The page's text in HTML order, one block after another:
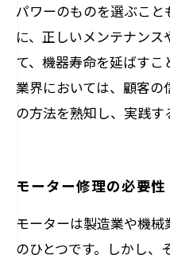
パワーのものを選ぶこと
に、正しいメンテナン
て、機器寿命を延ばす
業界においては、顧客の
の方法を熟知し、実践す
モーター修理の必要性
モーターは製造業や機
のひとつです。しかし